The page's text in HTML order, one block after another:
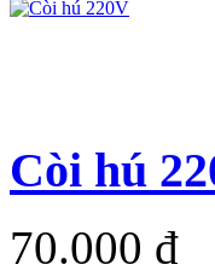
Còi hú
70.000 đ